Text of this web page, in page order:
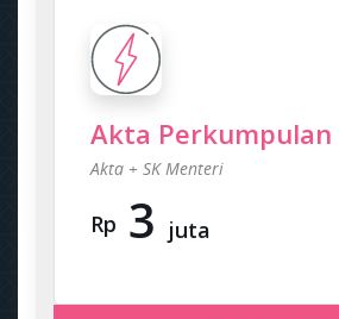
Akta Perkumpulan
Akta + SK Menteri
Rp 3 juta